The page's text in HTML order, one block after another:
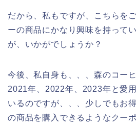
だから、私もですが、こちらを
ーの商品にかなり興味を持って
が、いかがでしょうか？
今後、私自身も、、、森のコー
2021年、2022年、2023年と愛
いるのですが、、、少しでもお
の商品を購入できるようなクー